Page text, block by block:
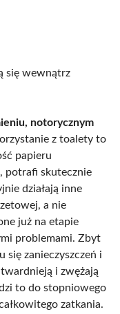
się wewnątrz
notorycznym
z toalety to
papieru
potrafi skutecznie
działają inne
a nie
już na etapie
problemami. Zbyt
się zanieczyszczeń i
i zwężają
to do stopniowego
zatkania.